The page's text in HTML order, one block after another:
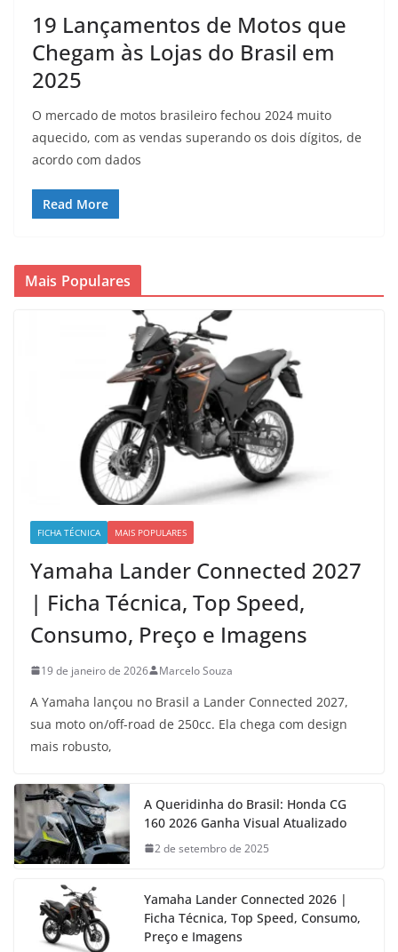
19 Lançamentos de Motos que
Chegam às Lojas do Brasil em
2025
O mercado de motos brasileiro fechou 2024 muito
aquecido, com as vendas superando os dois dígitos, de
acordo com dados
Read More
Mais Populares
FICHA TÉCNICA MAIS POPULARES
Yamaha Lander Connected 2027
| Ficha Técnica, Top Speed,
Consumo, Preço e Imagens
19 de janeiro de 2026 Marcelo Souza
A Yamaha lançou no Brasil a Lander Connected 2027,
sua moto on/off-road de 250cc. Ela chega com design
mais robusto,
A Queridinha do Brasil: Honda CG
160 2026 Ganha Visual Atualizado
2 de setembro de 2025
Yamaha Lander Connected 2026 |
Ficha Técnica, Top Speed, Consumo,
Preço e Imagens